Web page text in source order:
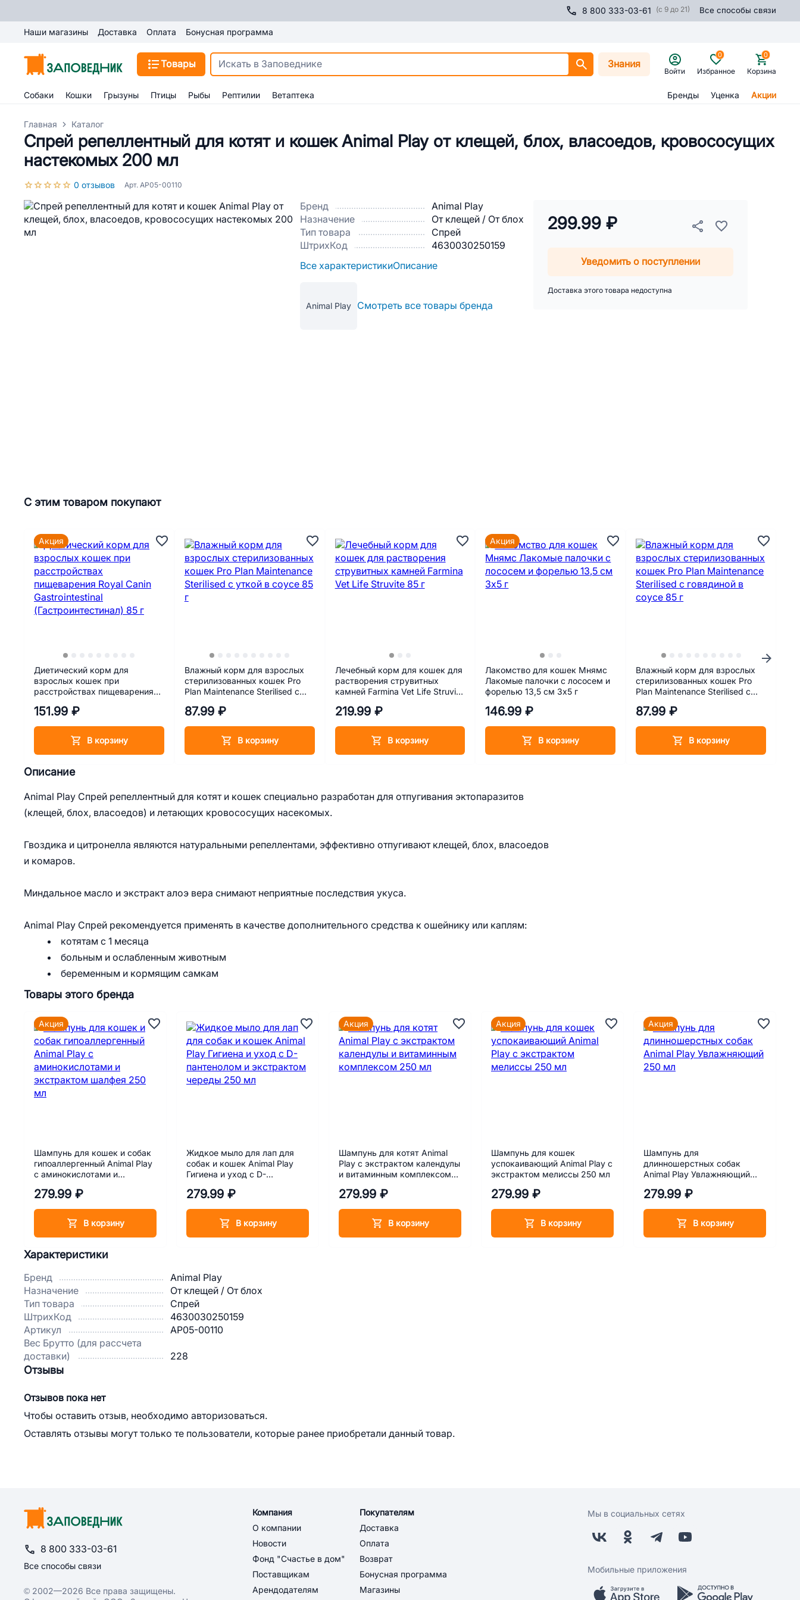
8 800 333-03-61 (с 9 до 21) Все способы связи
Наши магазины Доставка Оплата Бонусная программа
Товары Знания
Войти Избранное
0
Корзина
0
Собаки Кошки Грызуны Птицы Рыбы Рептилии Ветаптека Бренды Уценка Акции
Главная Каталог
Спрей репеллентный для котят и кошек Animal Play от клещей, блох, власоедов, кровососущих
настекомых 200 мл
0 отзывов Арт. АР05-00110
Бренд
Animal Play
Назначение
От клещей / От блох
Тип товара
Спрей
ШтрихКод
4630030250159
Все характеристикиОписание
Animal Play Смотреть все товары бренда
299.99 ₽
Уведомить о поступлении
Доставка этого товара недоступна
Описание
Animal Play Спрей репеллентный для котят и кошек специально разработан для отпугивания эктопаразитов
(клещей, блох, власоедов) и летающих кровососущих насекомых.
Гвоздика и цитронелла являются натуральными репеллентами, эффективно отпугивают клещей, блох, власоедов
и комаров.
Миндальное масло и экстракт алоэ вера снимают неприятные последствия укуса.
Animal Play Спрей рекомендуется применять в качестве дополнительного средства к ошейнику или каплям:
котятам с 1 месяца
больным и ослабленным животным
беременным и кормящим самкам
С этим товаром покупают
Диетический корм для
взрослых кошек при
расстройствах пищеварения
(Гастроинтестинал) 85 г
151.99 ₽
В корзину
Акция
Влажный корм для взрослых
стерилизованных кошек Pro
Plan Maintenance Sterilised с
87.99 ₽
В корзину
Лечебный корм для кошек для
растворения струвитных
камней Farmina Vet Life Struvite
219.99 ₽
В корзину
Лакомство для кошек Мнямс
Лакомые палочки с лососем и
форелью 13,5 см 3х5 г
146.99 ₽
В корзину
Акция
Влажный корм для взрослых
стерилизованных кошек Pro
Plan Maintenance Sterilised с
87.99 ₽
В корзину
Товары этого бренда
Шампунь для кошек и собак
гипоаллергенный Animal Play
с аминокислотами и
279.99 ₽
В корзину
Акция
Жидкое мыло для лап для
собак и кошек Animal Play
Гигиена и уход с D-
череды 250 мл
279.99 ₽
В корзину
Шампунь для котят Animal
Play с экстрактом календулы
и витаминным комплексом
279.99 ₽
В корзину
Акция
Шампунь для кошек
успокаивающий Animal Play с
экстрактом мелиссы 250 мл
279.99 ₽
В корзину
Акция
Шампунь для
длинношерстных собак
Animal Play Увлажняющий
279.99 ₽
В корзину
Акция
Характеристики
Бренд
Animal Play
Назначение
От клещей / От блох
Тип товара
Спрей
ШтрихКод
4630030250159
Артикул
АР05-00110
Вес Брутто (для рассчета
доставки)
228
Отзывы
Отзывов пока нет
Чтобы оставить отзыв, необходимо авторизоваться.
Оставлять отзывы могут только те пользователи, которые ранее приобретали данный товар.
8 800 333-03-61
Все способы связи
© 2002—2026 Все права защищены.
Компания
О компании
Новости
Фонд "Счастье в дом"
Поставщикам
Арендодателям
Покупателям
Доставка
Оплата
Возврат
Бонусная программа
Магазины
Мы в социальных сетях
Мобильные приложения